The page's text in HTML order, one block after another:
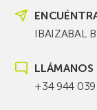
IBAIZABAL
LLÁMANOS
+34 944